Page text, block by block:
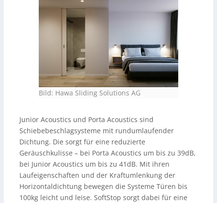
Bild: Hawa Sliding Solutions AG
Junior Acoustics und Porta Acoustics sind
Schiebebeschlagsysteme mit rundumlaufender
Dichtung. Die sorgt für eine reduzierte
Geräuschkulisse – bei Porta Acoustics um bis zu 39dB,
bei Junior Acoustics um bis zu 41dB. Mit ihren
Laufeigenschaften und der Kraftumlenkung der
Horizontaldichtung bewegen die Systeme Türen bis
100kg leicht und leise. SoftStop sorgt dabei für eine